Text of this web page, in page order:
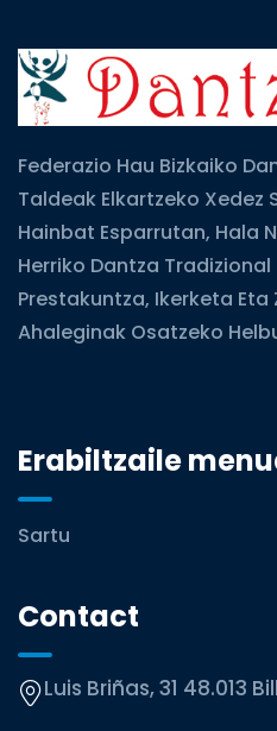
Federazio Hau Bizkaiko
Taldeak Elkartzeko Xedez
Hainbat Esparrutan, Hala
Herriko Dantza Tradizional
Prestakuntza, Ikerketa
Ahaleginak Osatzeko
Erabiltzaile
Sartu
Contact
Luis Briñas, 31 48.013